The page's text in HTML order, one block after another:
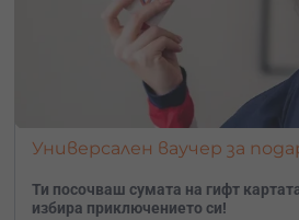
Универсален ваучер за
Ти посочваш сумата на гифт
избира приключението си!